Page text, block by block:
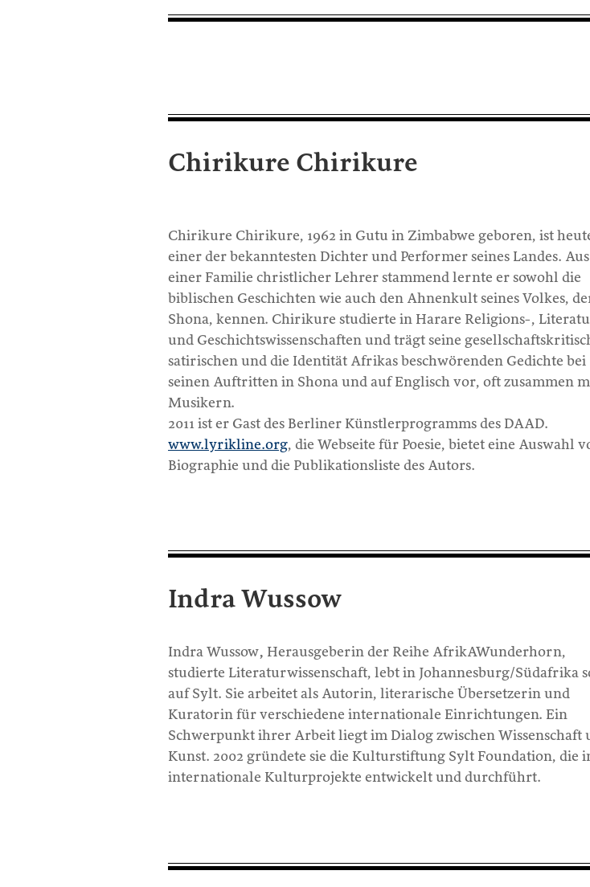
Chirikure Chirikure
Chirikure Chirikure, 1962 in Gutu in Zimbabwe geboren, ist
einer der bekanntesten Dichter und Performer seines Landes. Aus
einer Familie christlicher Lehrer stammend lernte er sowohl die
biblischen Geschichten wie auch den Ahnenkult seines Volkes,
Shona, kennen. Chirikure studierte in Harare Religions-,
und Geschichtswissenschaften und trägt seine
satirischen und die Identität Afrikas beschwörenden Gedichte bei
seinen Auftritten in Shona und auf Englisch vor, oft zusammen
Musikern.
2011 ist er Gast des Berliner Künstlerprogramms des DAAD.
www.lyrikline.org, die Webseite für Poesie, bietet eine Auswahl
Biographie und die Publikationsliste des Autors.
Indra Wussow
Indra Wussow, Herausgeberin der Reihe AfrikAWunderhorn,
studierte Literaturwissenschaft, lebt in Johannesburg/Südafrika
auf Sylt. Sie arbeitet als Autorin, literarische Übersetzerin und
Kuratorin für verschiedene internationale Einrichtungen. Ein
Schwerpunkt ihrer Arbeit liegt im Dialog zwischen Wissenschaft
Kunst. 2002 gründete sie die Kulturstiftung Sylt Foundation, die
internationale Kulturprojekte entwickelt und durchführt.